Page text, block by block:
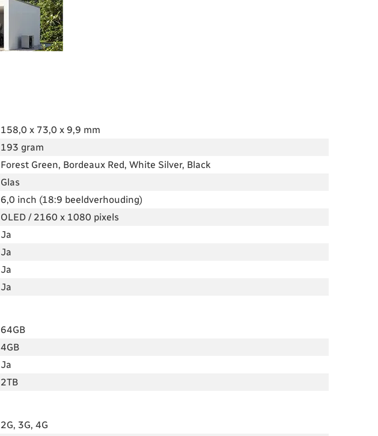
158,0 x 73,0 x 9,9 mm
193 gram
Forest Green, Bordeaux Red, White Silver, Black
Glas
6,0 inch (18:9 beeldverhouding)
OLED / 2160 x 1080 pixels
Ja
Ja
Ja
Ja
64GB
4GB
Ja
2TB
2G, 3G, 4G